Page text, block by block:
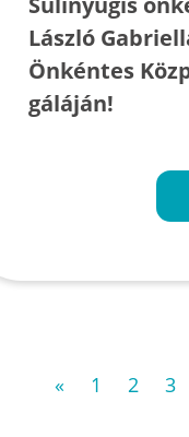
László
Önkéntes
gáláján!
« 1 2 3